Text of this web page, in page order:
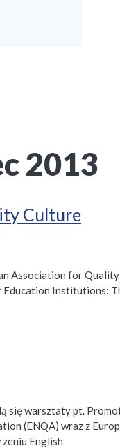
2013
Culture
Association for
Institutions:
się warsztaty pt.
(ENQA) wraz z
English